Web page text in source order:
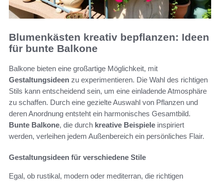
Blumenkästen kreativ bepflanzen: Ideen
für bunte Balkone
Balkone bieten eine großartige Möglichkeit, mit
Gestaltungsideen zu experimentieren. Die Wahl des richtigen
Stils kann entscheidend sein, um eine einladende Atmosphäre
zu schaffen. Durch eine gezielte Auswahl von Pflanzen und
deren Anordnung entsteht ein harmonisches Gesamtbild.
Bunte Balkone, die durch kreative Beispiele inspiriert
werden, verleihen jedem Außenbereich ein persönliches Flair.
Gestaltungsideen für verschiedene Stile
Egal, ob rustikal, modern oder mediterran, die richtigen